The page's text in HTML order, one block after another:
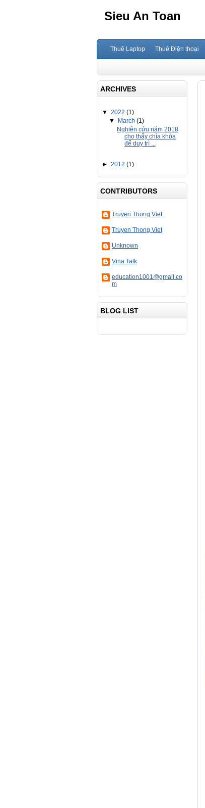
Sieu An Toan
Thuê Laptop Thuê Điện thoại
ARCHIVES
▼ 2022 (1)
▼
March (1)
Nghiên cứu năm 2018
cho thấy chìa khóa
để duy trì ...
► 2012 (1)
CONTRIBUTORS
Truyen Thong Viet
Truyen Thong Viet
Unknown
Vina Talk
education1001@gmail.co
m
BLOG LIST